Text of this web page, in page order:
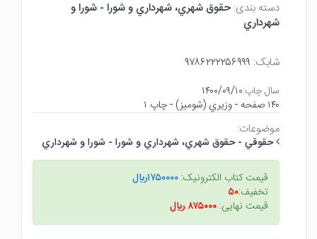
دسته بندی: حقوق شهري، شهرداري و شورا - شورا و
شهرداري
شابک: ۹۷۸۶۲۲۲۲۵۶۹۹۹
سال چاپ:۱۴۰۰/۰۹/۱۰
۱۴۰ صفحه - وزيري (شوميز) - چاپ ۱
موضوعات:
حقوقي - حقوق شهري، شهرداري و شورا - شورا و شهرداري
قیمت کتاب الکترونیک: ۱۷۵۰۰۰۰ريال
تخفیف:۵۰
قیمت نهایی: ۸۷۵۰۰۰ ريال